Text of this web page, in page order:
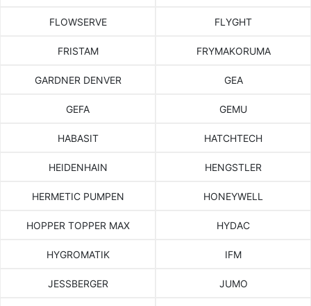
FLOWSERVE FLYGHT
FRISTAM FRYMAKORUMA
GARDNER DENVER GEA
GEFA GEMU
HABASIT HATCHTECH
HEIDENHAIN HENGSTLER
HERMETIC PUMPEN HONEYWELL
HOPPER TOPPER MAX HYDAC
HYGROMATIK IFM
JESSBERGER JUMO